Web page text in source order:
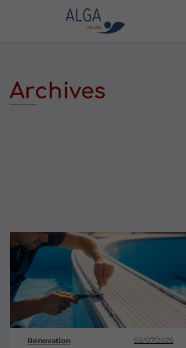
Archives
Rénovation 02/07/2026